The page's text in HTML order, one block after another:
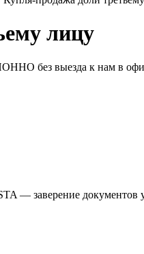
лицу
без выезда к нам в
заверение документов у